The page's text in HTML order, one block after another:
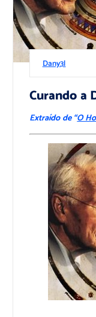
Dany3l
Curando a
Extraído de “O